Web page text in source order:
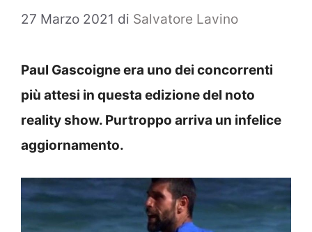
27 Marzo 2021 di Salvatore Lavino
Paul Gascoigne era uno dei concorrenti
più attesi in questa edizione del noto
reality show. Purtroppo arriva un infelice
aggiornamento.